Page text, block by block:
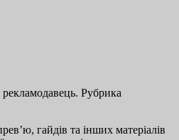
рекламодавець. Рубрика
гайдів та інших матеріалів